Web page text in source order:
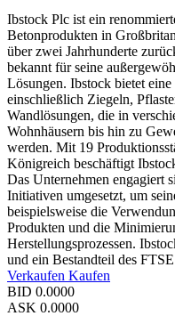
Ibstock Plc ist ein
Betonprodukten in
über zwei Jahrhunderte
bekannt für seine
Lösungen. Ibstock bietet
einschließlich Ziegeln,
Wandlösungen, die in
Wohnhäusern bis hin zu
werden. Mit 19
Königreich beschäftigt
Das Unternehmen engagiert
Initiativen umgesetzt, um
beispielsweise die
Produkten und die
Herstellungsprozessen.
und ein Bestandteil des
Verkaufen Kaufen
BID 0.0000
ASK 0.0000